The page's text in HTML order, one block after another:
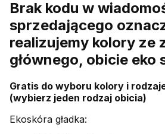
Brak kodu w
sprzedającego
realizujemy kolory ze
głównego, obicie eko
Gratis do wyboru kolory i
(wybierz jeden rodzaj obicia)
Ekoskóra gładka: